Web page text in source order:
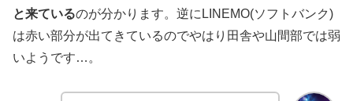
と来ているのが分かります。逆にLINEMO(ソフトバンク)
は赤い部分が出てきているのでやはり田舎や山間部では弱
いようです…。